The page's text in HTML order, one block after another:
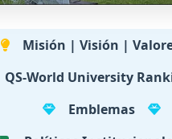
Misión | Visión |
QS-World University
Emblemas